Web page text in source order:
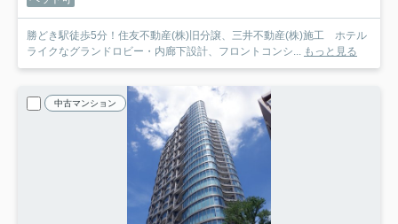
勝どき駅徒歩5分！住友不動産(株)旧分譲、三井不動産(株)施工 ホテル
ライクなグランドロビー・内廊下設計、フロントコンシ... もっと見る
中古マンション